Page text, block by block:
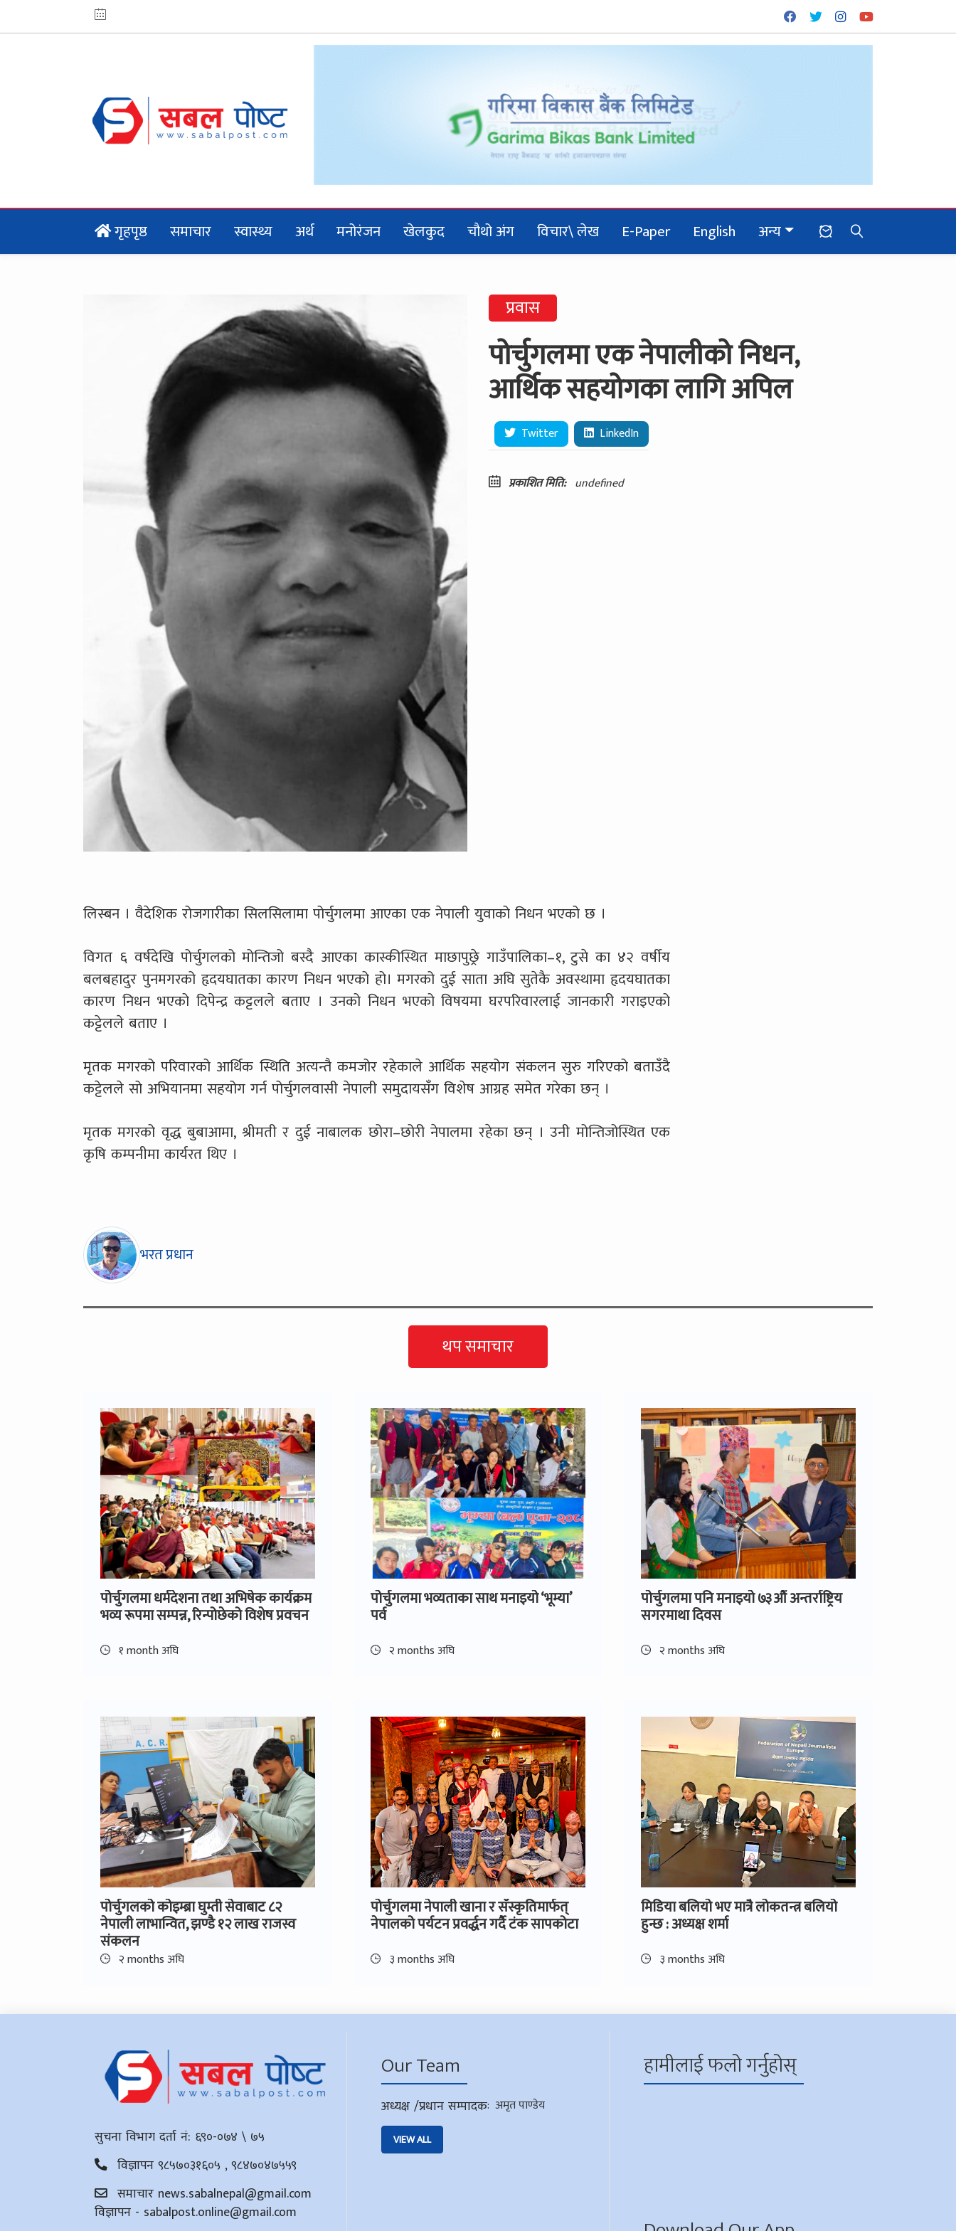
गृहपृष्ठ समाचार स्वास्थ्य अर्थ मनोरंजन खेलकुद चौथो अंग विचार\ लेख E-Paper English अन्य
प्रवास
पोर्चुगलमा एक नेपालीको निधन,
आर्थिक सहयोगका लागि अपिल
Twitter LinkedIn
प्रकाशित मिति: undefined
लिस्बन । वैदेशिक रोजगारीका सिलसिलामा पोर्चुगलमा आएका एक नेपाली युवाको निधन भएको छ ।
विगत ६ वर्षदेखि पोर्चुगलको मोन्तिजो बस्दै आएका कास्कीस्थित माछापुछ्रे गाउँपालिका–१, टुसे का ४२ वर्षीय
बलबहादुर पुनमगरको हृदयघातका कारण निधन भएको हो। मगरको दुई साता अघि सुतेकै अवस्थामा हृदयघातका
कारण निधन भएको दिपेन्द्र कट्टलले बताए । उनको निधन भएको विषयमा घरपरिवारलाई जानकारी गराइएको
कट्टेलले बताए ।
मृतक मगरको परिवारको आर्थिक स्थिति अत्यन्तै कमजोर रहेकाले आर्थिक सहयोग संकलन सुरु गरिएको बताउँदै
कट्टेलले सो अभियानमा सहयोग गर्न पोर्चुगलवासी नेपाली समुदायसँग विशेष आग्रह समेत गरेका छन् ।
मृतक मगरको वृद्ध बुबाआमा, श्रीमती र दुई नाबालक छोरा–छोरी नेपालमा रहेका छन् । उनी मोन्तिजोस्थित एक
कृषि कम्पनीमा कार्यरत थिए ।
भरत प्रधान
थप समाचार
पोर्चुगलमा धर्मदेशना तथा अभिषेक कार्यक्रम
भव्य रूपमा सम्पन्न, रिन्पोछेको विशेष प्रवचन
१ month अघि
पोर्चुगलमा भव्यताका साथ मनाइयो ‘भूम्या’
पर्व
२ months अघि
पोर्चुगलमा पनि मनाइयो ७३औं अन्तर्राष्ट्रिय
सगरमाथा दिवस
२ months अघि
पोर्चुगलको कोइम्ब्रा घुम्ती सेवाबाट ८२
नेपाली लाभान्वित, झण्डै १२ लाख राजस्व
संकलन
२ months अघि
पोर्चुगलमा नेपाली खाना र सँस्कृतिमार्फत्
नेपालको पर्यटन प्रवर्द्धन गर्दै टंक सापकोटा
३ months अघि
मिडिया बलियो भए मात्रै लोकतन्त्र बलियो
हुन्छ : अध्यक्ष शर्मा
३ months अघि
सुचना विभाग दर्ता नं: ६९०-०७४ \ ७५
विज्ञापन ९८५७०३१६०५ , ९८४७०४७५५९
समाचार news.sabalnepal@gmail.com
विज्ञापन - sabalpost.online@gmail.com
Our Team
अध्यक्ष /प्रधान सम्पादक: अमृत पाण्डेय
VIEW ALL
हामीलाई फलो गर्नुहोस्